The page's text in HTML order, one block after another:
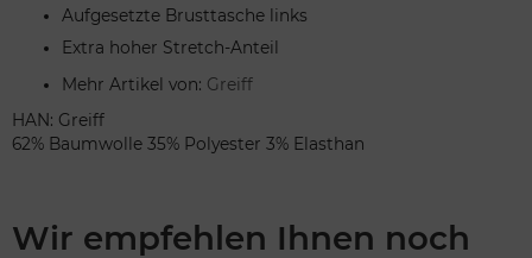
Aufgesetzte Brusttasche links
Extra hoher Stretch-Anteil
Mehr Artikel von: Greiff
HAN: Greiff
62% Baumwolle 35% Polyester 3% Elasthan
Wir empfehlen Ihnen noch